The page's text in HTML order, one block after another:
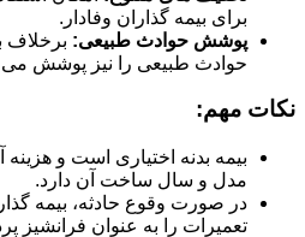
برای بیمه گذاران وفادار.
پوشش حوادث طبیعی: برخلاف
حوادث طبیعی را نیز پوشش می
نکات مهم:
بیمه بدنه اختیاری است و
مدل و سال ساخت آن دارد.
در صورت وقوع حادثه، بیمه گذار
تعمیرات را به عنوان فرانشیز